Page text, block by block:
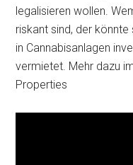
legalisieren wollen.
riskant sind, der könnte
in Cannabisanlagen
vermietet. Mehr dazu
Properties